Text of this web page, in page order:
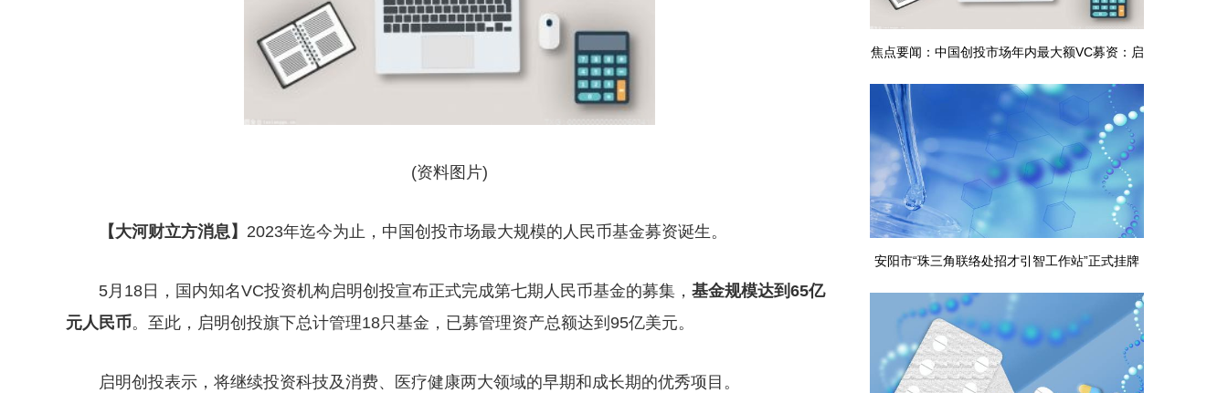
(资料图片)
【大河财立方消息】 2023年迄今为止，中国创投市场最大规模的人民币基金募资诞生。
5月18日，国内知名VC投资机构启明创投宣布正式完成第七期人民币基金的募集， 基金规模达到65亿
元人民币。至此，启明创投旗下总计管理18只基金，已募管理资产总额达到95亿美元。
启明创投表示，将继续投资科技及消费、医疗健康两大领域的早期和成长期的优秀项目。
焦点要闻：中国创投市场年内最大额VC募资：启
明创投完成65亿元基金募集
安阳市“珠三角联络处招才引智工作站”正式挂牌